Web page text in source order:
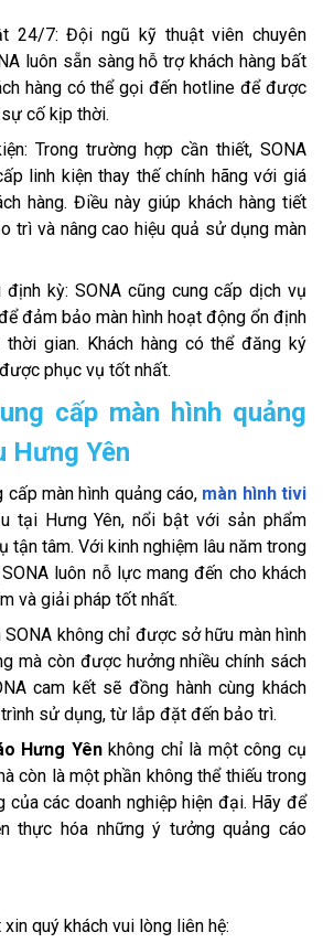
24/7: Đội ngũ kỹ thuật viên chuyên
luôn sẵn sàng hỗ trợ khách hàng bất
hàng có thể gọi đến hotline để được
cố kịp thời.
Trong trường hợp cần thiết, SONA
linh kiện thay thế chính hãng với giá
hàng. Điều này giúp khách hàng tiết
trì và nâng cao hiệu quả sử dụng màn
kỳ: SONA cũng cung cấp dịch vụ
đảm bảo màn hình hoạt động ổn định
gian. Khách hàng có thể đăng ký
phục vụ tốt nhất.
cấp màn hình quảng
Hưng Yên
cấp màn hình quảng cáo, màn hình tivi
tại Hưng Yên, nổi bật với sản phẩm
tận tâm. Với kinh nghiệm lâu năm trong
luôn nỗ lực mang đến cho khách
và giải pháp tốt nhất.
SONA không chỉ được sở hữu màn hình
mà còn được hưởng nhiều chính sách
cam kết sẽ đồng hành cùng khách
sử dụng, từ lắp đặt đến bảo trì.
Hưng Yênkhông chỉ là một công cụ
còn là một phần không thể thiếu trong
của các doanh nghiệp hiện đại. Hãy để
thực hóa những ý tưởng quảng cáo
quý khách vui lòng liên hệ: